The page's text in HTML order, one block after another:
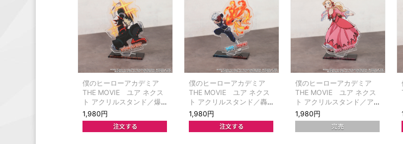
僕のヒーローアカデミア
THE MOVIE ユア ネクス
ト アクリルスタンド／爆
豪勝己
1,980円
僕のヒーローアカデミア
THE MOVIE ユア ネクス
ト アクリルスタンド／轟
焦凍
1,980円
僕のヒーローアカデミア
THE MOVIE ユア ネクス
ト アクリルスタンド／ア
ンナ・シェルビーノ
1,980円